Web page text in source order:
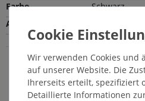
Farbe
Schwarz
Absatzart
Craftland Unisexschuhe
große Arbeitsschuhe in
Wir verwenden Cookies und
auf unserer Website. Die
Ihrerseits erteilt, spezifiziert
Detaillierte Informationen